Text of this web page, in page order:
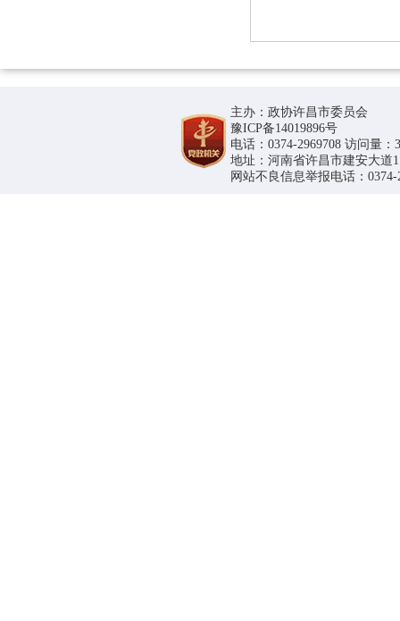
主办：政协许昌市委员会
豫ICP备14019896号
电话：0374-2969708 访问量：
地址：河南省许昌市建安大道
网站不良信息举报电话：